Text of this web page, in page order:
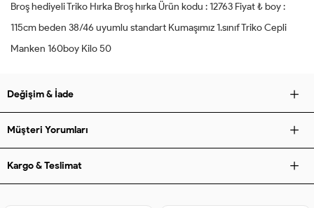
Broş hediyeli Triko Hırka Broş hırka Ürün kodu : 12763 Fiyat ₺ boy :
115cm beden 38/46 uyumlu standart Kumaşımız 1.sınıf Triko Cepli
Manken 160boy Kilo 50
Değişim & İade
Müşteri Yorumları
Kargo & Teslimat